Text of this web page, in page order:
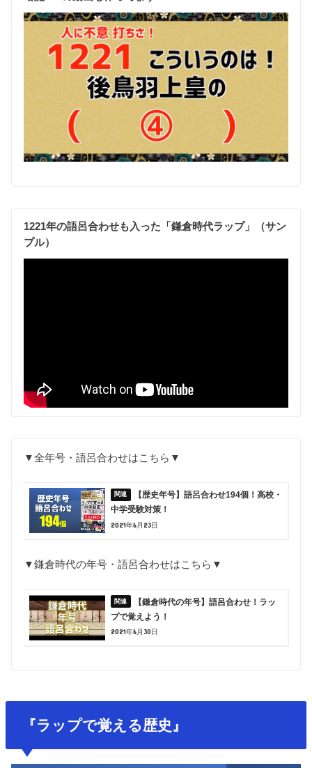
1221年の語呂合わせも入った「鎌倉時代ラップ」（サン
プル）
▼全年号・語呂合わせはこちら▼
【歴史年号】語呂合わせ194個！高校・
中学受験対策！
2021年6月23日
▼鎌倉時代の年号・語呂合わせはこちら▼
【鎌倉時代の年号】語呂合わせ！ラッ
プで覚えよう！
2021年6月30日
『ラップで覚える歴史』